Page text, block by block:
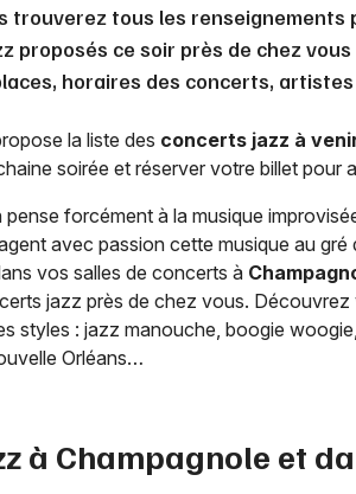
trouverez tous les
proposés ce soir près de chez vous
horaires des concerts,
la liste des concerts jazz à
soirée et réserver votre billet pour
forcément à la musique
avec passion cette musique au gré
vos salles de concerts à
jazz près de chez vous. Découvrez
styles : jazz manouche, boogie
Orléans…
à Champagnole et